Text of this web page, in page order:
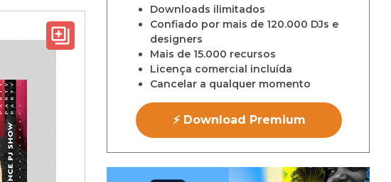
Downloads ilimitados
Confiado por mais de 120.000 DJs e
designers
Mais de 15.000 recursos
Licença comercial incluída
Cancelar a qualquer momento
⚡ Download Premium